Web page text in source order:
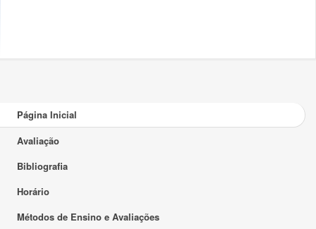
Página Inicial
Avaliação
Bibliografia
Horário
Métodos de Ensino e Avaliações